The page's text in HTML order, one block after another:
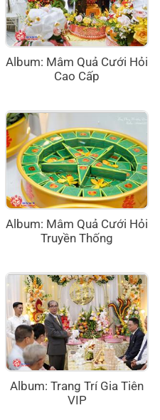
Album: Mâm Quả Cưới Hỏi
Cao Cấp
Album: Mâm Quả Cưới Hỏi
Truyền Thống
Album: Trang Trí Gia Tiên
VIP